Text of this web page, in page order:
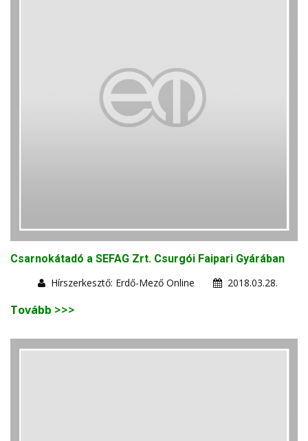
Csarnokátadó a SEFAG Zrt. Csurgói Faipari Gyárában
Hírszerkesztő: Erdő-Mező Online
2018.03.28.
Tovább >>>